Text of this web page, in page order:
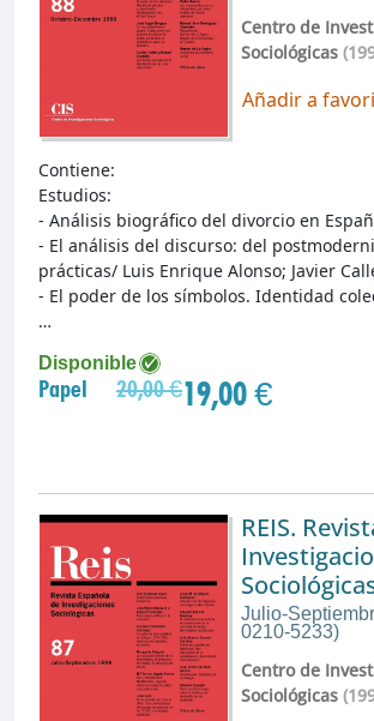
Centro de
Sociológicas
Añadir a
Disponible
Papel 20,00 €19,00 €
Contiene:
Estudios:
- Análisis biográfico del divorcio en
- El análisis del discurso: del
prácticas/ Luis Enrique Alonso; Javier
- El poder de los símbolos. Identidad
…
REIS.
Julio-
0210-5233)
Centro de
Sociológicas